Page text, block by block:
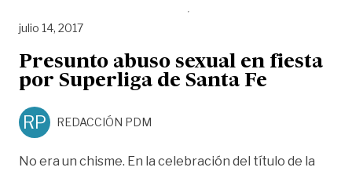
julio 14, 2017
Presunto abuso sexual en fiesta
por Superliga de Santa Fe
RP REDACCIÓN PDM
No era un chisme. En la celebración del título de la